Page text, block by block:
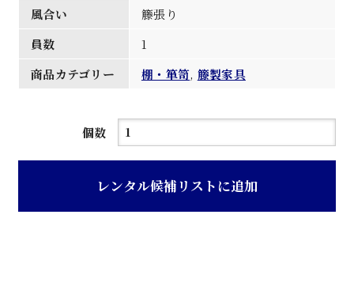
風合い
籐張り
員数
1
商品カテゴリー
棚・箪笥, 籐製家具
個数
ア
籐
レンタル候補リストに追加